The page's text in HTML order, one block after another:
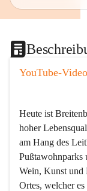
YouTube-Video
Heute ist
hoher
am Hang des
Pußtawohnparks
Wein, Kunst und
Ortes, welcher